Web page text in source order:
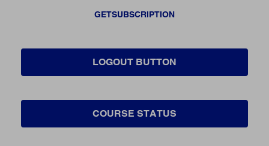
GETSUBSCRIPTION
LOGOUT BUTTON
COURSE STATUS